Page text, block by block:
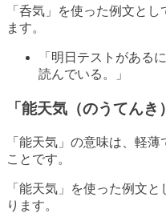
「呑気」を使った例文と
ます。
「明日テストがある
読んでいる。」
「能天気（のうてんき
「能天気」の意味は、軽
ことです。
「能天気」を使った例文
ります。